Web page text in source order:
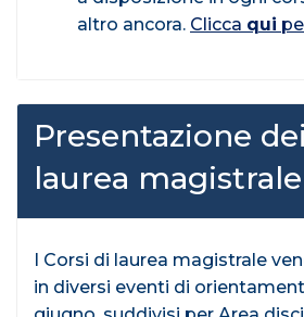
altro ancora. Clicca qui
Presentazione
laurea
I Corsi di laurea magistrale
in diversi eventi di